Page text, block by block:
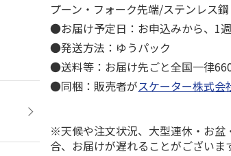
プーン・フォーク先端/ステンレス鋼
●お届け予定日：お申込みから、1週
●発送方法：ゆうパック
●送料等：お届け先ごと全国一律
●同梱：販売者がスケーター株式会
※天候や注文状況、大型連休・お盆
合、お届けが遅れることがございま